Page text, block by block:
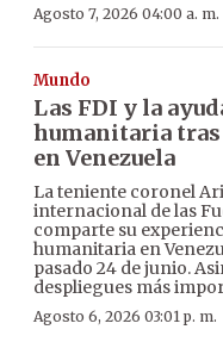
Agosto 7, 2026 04:00 a. m.
Mundo
Las FDI y la
humanitaria
en Venezuela
La teniente coronel
internacional de las
comparte su
humanitaria en
pasado 24 de junio.
despliegues más
Agosto 6, 2026 03:01 p. m.